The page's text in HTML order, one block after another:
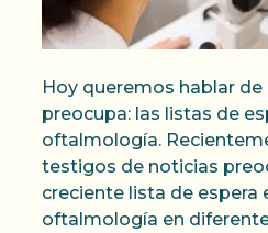
Hoy queremos hablar
preocupa: las listas de
oftalmología.
testigos de noticias
creciente lista de espera
oftalmología en